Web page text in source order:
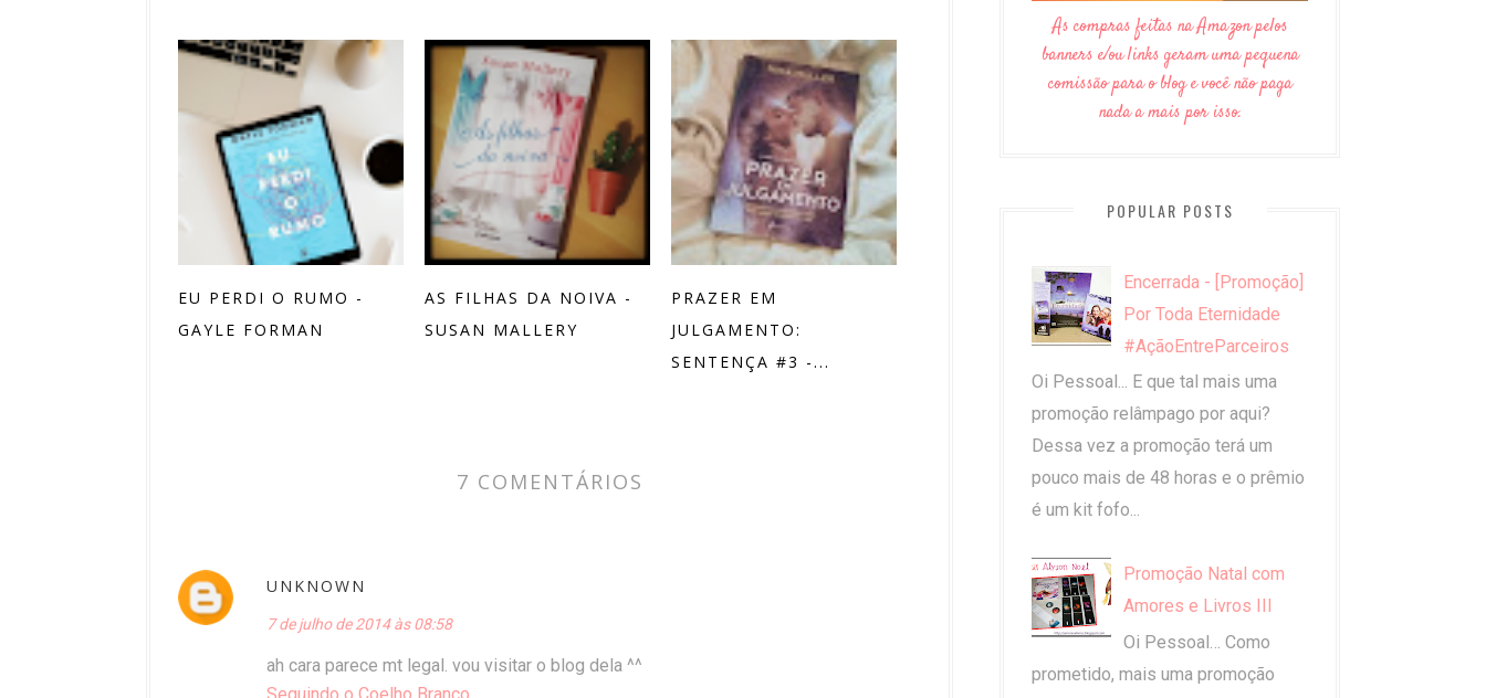
EU PERDI O RUMO -
GAYLE FORMAN
AS FILHAS DA NOIVA -
SUSAN MALLERY
PRAZER EM
JULGAMENTO:
SENTENÇA #3 -...
7 COMENTÁRIOS
UNKNOWN
7 de julho de 2014 às 08:58
ah cara parece mt legal. vou visitar o blog dela ^^
Seguindo o Coelho Branco
As compras feitas na Amazon pelos
banners e/ou links geram uma pequena
comissão para o blog e você não paga
nada a mais por isso.
POPULAR POSTS
Encerrada - [Promoção]
Por Toda Eternidade
#AçãoEntreParceiros
Oi Pessoal... E que tal mais uma
promoção relâmpago por aqui?
Dessa vez a promoção terá um
pouco mais de 48 horas e o prêmio
é um kit fofo...
Promoção Natal com
Amores e Livros III
Oi Pessoal… Como
prometido, mais uma promoção